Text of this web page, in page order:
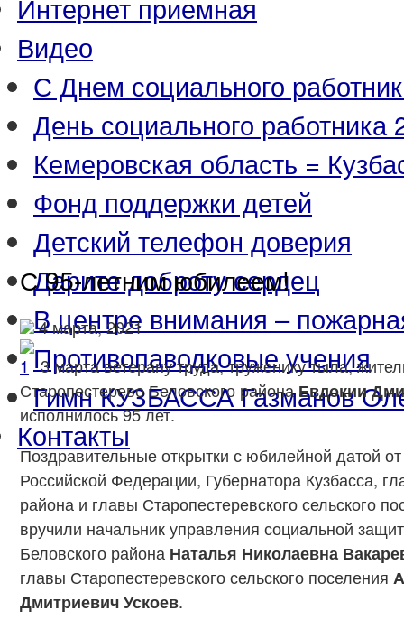
Видео
С Днем социального
День социального работника
Кемеровская область =
Фонд поддержки детей
Детский телефон доверия
Дарите доброту сердец
В центре внимания –
Противопаводковые учения
Гимн КУЗБАССА Газманов
Контакты
С 95-летним юбилеем!
4 марта, 2021
3 марта ветерану труда, труженику тыла,
Старопестерево Беловского районаЕвдокии
исполнилось 95 лет.
Поздравительные открытки с юбилейной датой
Российской Федерации, Губернатора Кузбасса,
района и главы Старопестеревского сельского
вручили начальник управления социальной
Беловского района Наталья Николаевна
главы Старопестеревского сельского поселения
ДмитриевичУскоев.